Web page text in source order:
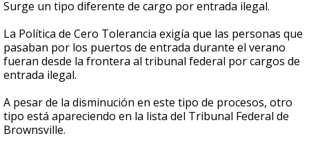
Surge un tipo diferente de cargo por entrada ilegal.
La Política de Cero Tolerancia exigía que las personas que
pasaban por los puertos de entrada durante el verano
fueran desde la frontera al tribunal federal por cargos de
entrada ilegal.
A pesar de la disminución en este tipo de procesos, otro
tipo está apareciendo en la lista del Tribunal Federal de
Brownsville.